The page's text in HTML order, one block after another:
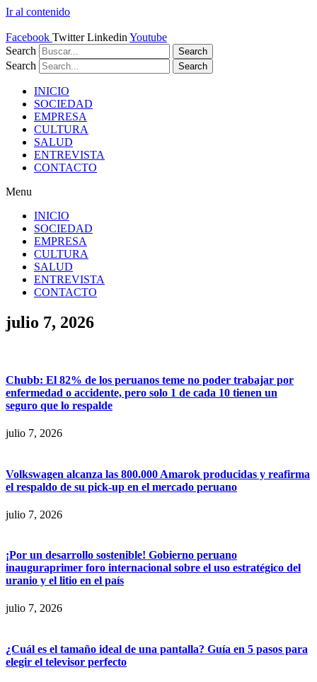
Ir al contenido
Facebook Twitter Linkedin Youtube
Search
Search
Search Search
INICIO
SOCIEDAD
EMPRESA
CULTURA
SALUD
ENTREVISTA
CONTACTO
Menu
INICIO
SOCIEDAD
EMPRESA
CULTURA
SALUD
ENTREVISTA
CONTACTO
julio 7, 2026
Chubb: El 82% de los peruanos teme no poder trabajar por
enfermedad o accidente, pero solo 1 de cada 10 tienen un
seguro que lo respalde
julio 7, 2026
Volkswagen alcanza las 800.000 Amarok producidas y reafirma
el respaldo de su pick-up en el mercado peruano
julio 7, 2026
¡Por un desarrollo sostenible! Gobierno peruano
inauguraprimer foro internacional sobre el uso estratégico del
uranio y el litio en el país
julio 7, 2026
¿Cuál es el tamaño ideal de una pantalla? Guía en 5 pasos para
elegir el televisor perfecto